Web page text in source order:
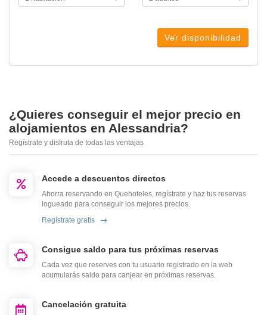
Ver disponibilidad
¿Quieres conseguir el mejor precio en
alojamientos en Alessandria?
Regístrate y disfruta de todas las ventajas
Accede a descuentos directos
Ahorra reservando en Quehoteles, regístrate y haz tus reservas
logueado para conseguir los mejores precios.
Regístrate gratis
Consigue saldo para tus próximas reservas
Cada vez que reserves con tu usuario registrado en la web
acumularás saldo para canjear en próximas reservas.
Cancelación gratuita